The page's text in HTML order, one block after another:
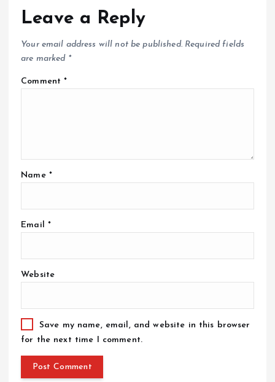
Leave a Reply
Your email address will not be published. Required fields
are marked *
Comment*
Name *
Email *
Website
Save my name, email, and website in this browser
for the next time I comment.